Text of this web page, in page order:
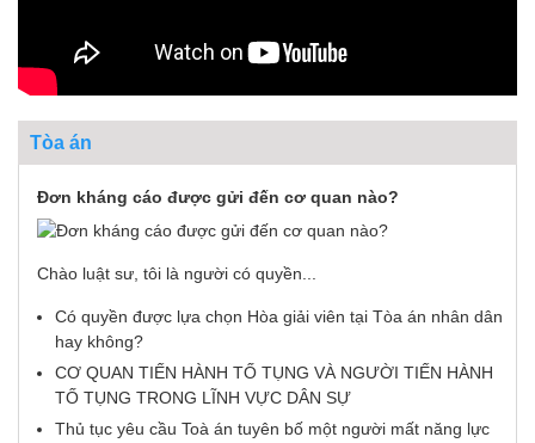
Tòa án
Đơn kháng cáo được gửi đến cơ quan nào?
Chào luật sư, tôi là người có quyền...
Có quyền được lựa chọn Hòa giải viên tại Tòa án nhân dân
hay không?
CƠ QUAN TIẾN HÀNH TỐ TỤNG VÀ NGƯỜI TIẾN HÀNH
TỐ TỤNG TRONG LĨNH VỰC DÂN SỰ
Thủ tục yêu cầu Toà án tuyên bố một người mất năng lực